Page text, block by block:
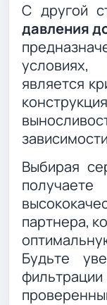
С другой
давления
является
Выбирая
партнера,
Будьте